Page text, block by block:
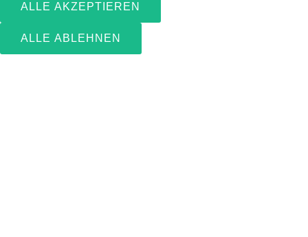
ALLE AKZEPTIEREN
ALLE ABLEHNEN